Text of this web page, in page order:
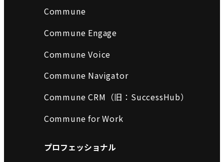
Commune
Commune Engage
Commune Voice
Commune Navigator
Commune CRM（旧：SuccessHub）
Commune for Work
プロフェッショナル